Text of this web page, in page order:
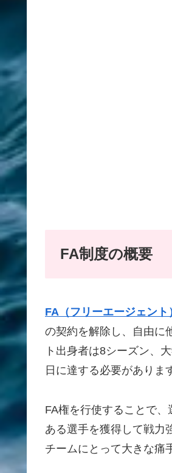
FA制度の概要
FA（フリーエージェント
の契約を解除し、自由に
ト出身者は8シーズン、
日に達する必要がありま
FA権を行使することで
ある選手を獲得して戦力
チームにとって大きな痛